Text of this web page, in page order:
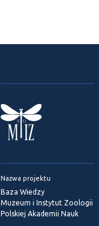
Nazwa projektu
Baza Wiedzy
Muzeum i Instytut Zoologii
Polskiej Akademii Nauk